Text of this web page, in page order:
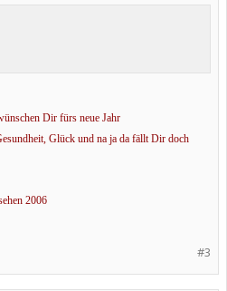
Dir fürs neue Jahr
Gesundheit, Glück und na ja da fällt Dir doch
2006
#3